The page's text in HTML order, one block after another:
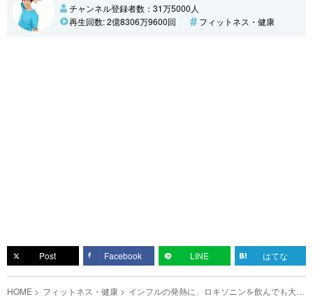
チャンネル登録者数：31万5000人
再生回数: 2億8306万9600回
フィットネス・健康
Post Facebook LINE はてな
HOME フィットネス・健康 インフルの発熱に、ロキソニンを飲んでも大丈
夫？ 医師免許を持つ、しゅんPの見解は…